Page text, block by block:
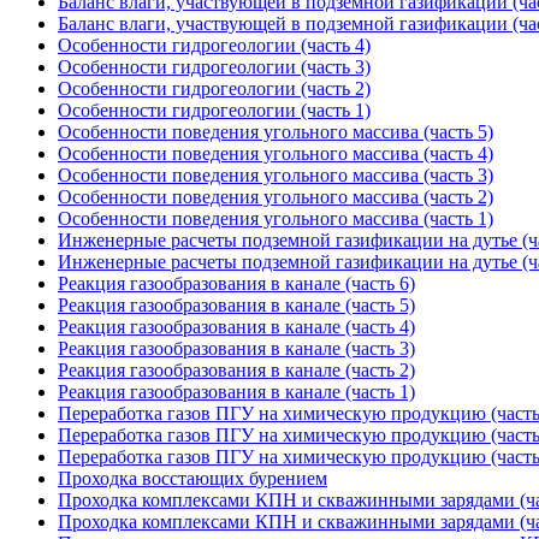
Баланс влаги, участвующей в подземной газификации
Особенности гидрогеологии (часть 4)
Особенности гидрогеологии (часть 3)
Особенности гидрогеологии (часть 2)
Особенности гидрогеологии (часть 1)
Особенности поведения угольного массива (часть 5)
Особенности поведения угольного массива (часть 4)
Особенности поведения угольного массива (часть 3)
Особенности поведения угольного массива (часть 2)
Особенности поведения угольного массива (часть 1)
Инженерные расчеты подземной газификации на дутье
Инженерные расчеты подземной газификации на дутье
Реакция газообразования в канале (часть 6)
Реакция газообразования в канале (часть 5)
Реакция газообразования в канале (часть 4)
Реакция газообразования в канале (часть 3)
Реакция газообразования в канале (часть 2)
Реакция газообразования в канале (часть 1)
Переработка газов ПГУ на химическую продукцию
Переработка газов ПГУ на химическую продукцию
Переработка газов ПГУ на химическую продукцию
Проходка восстающих бурением
Проходка комплексами КПН и скважинными зарядами
Проходка комплексами КПН и скважинными зарядами